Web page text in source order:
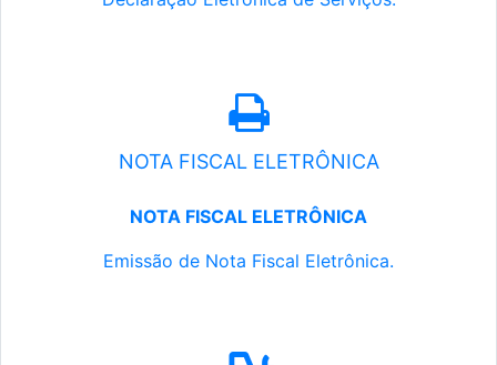
NOTA FISCAL ELETRÔNICA
NOTA FISCAL ELETRÔNICA
Emissão de Nota Fiscal Eletrônica.